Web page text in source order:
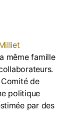
même famille
de
politique
par des